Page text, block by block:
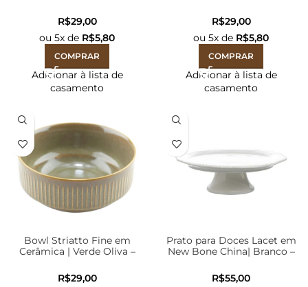
R$
ou 5x de R$5,80
COMPRAR
Adicionar à lista de
casamento
R$
ou 5x de R$5,80
COMPRAR
Adicionar à lista de
casamento
Bowl Striatto Fine em
Cerâmica | Verde Oliva –
R$
Prato para Doces Lacet em
New Bone China| Branco –
R$